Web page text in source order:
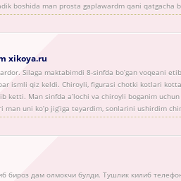
boshida man prosta gaplawardm qani qatgacha
xikoya.ru
Silaga maktabimdi 8-sinfda bo’gan voqeani
ismli qiz keldi. Chiroyli, figurasi chotki kotlari
ketti. Man sinfda a’lochi va chiroyli boganim
man uni ko’p jig’iga teyardim, sonlarini ushirdim
бироз дам олмокчи булди. Тушлик килиб